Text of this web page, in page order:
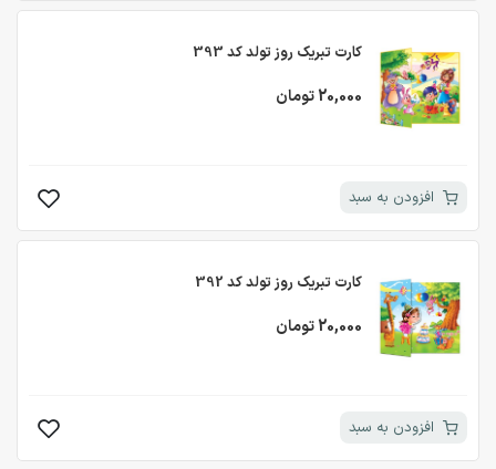
کارت تبریک روز تولد کد 393
20,000 تومان
افزودن به سبد
کارت تبریک روز تولد کد 392
20,000 تومان
افزودن به سبد